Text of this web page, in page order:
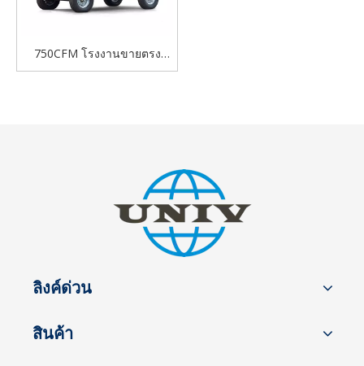
750CFM โรงงานขายตรง
เครื่องอัดอากาศแบบสกรูดีเซล
ลิงค์ด่วน
สินค้า